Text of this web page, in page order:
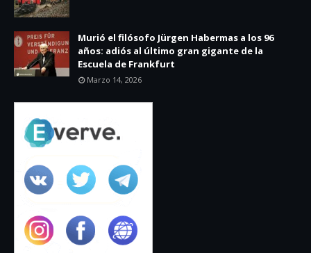
Murió el filósofo Jürgen Habermas a los 96
años: adiós al último gran gigante de la
Escuela de Frankfurt
Marzo 14, 2026